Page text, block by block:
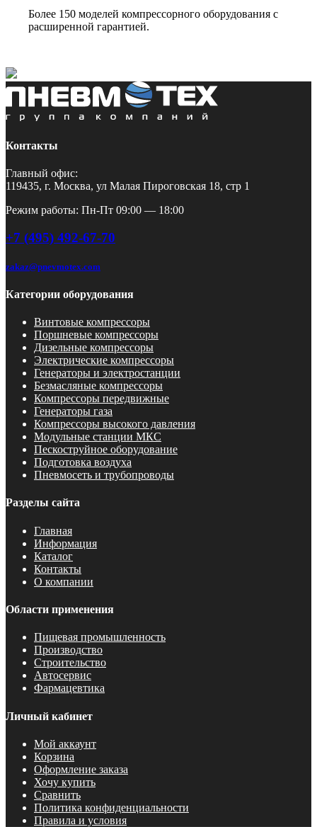
Более 150 моделей компрессорного оборудования с
расширенной гарантией.
Контакты
Главный офис:
119435, г. Москва, ул Малая Пироговская 18, стр 1
Режим работы: Пн-Пт 09:00 — 18:00
+7 (495) 492-67-70
zakaz@pnevmotex.com
Категории оборудования
Винтовые компрессоры
Поршневые компрессоры
Дизельные компрессоры
Электрические компрессоры
Генераторы и электростанции
Безмасляные компрессоры
Компрессоры передвижные
Генераторы газа
Компрессоры высокого давления
Модульные станции МКС
Пескоструйное оборудование
Подготовка воздуха
Пневмосеть и трубопроводы
Разделы сайта
Главная
Информация
Каталог
Контакты
О компании
Области применения
Пищевая промышленность
Производство
Строительство
Автосервис
Фармацевтика
Личный кабинет
Мой аккаунт
Корзина
Оформление заказа
Хочу купить
Сравнить
Политика конфиденциальности
Правила и условия